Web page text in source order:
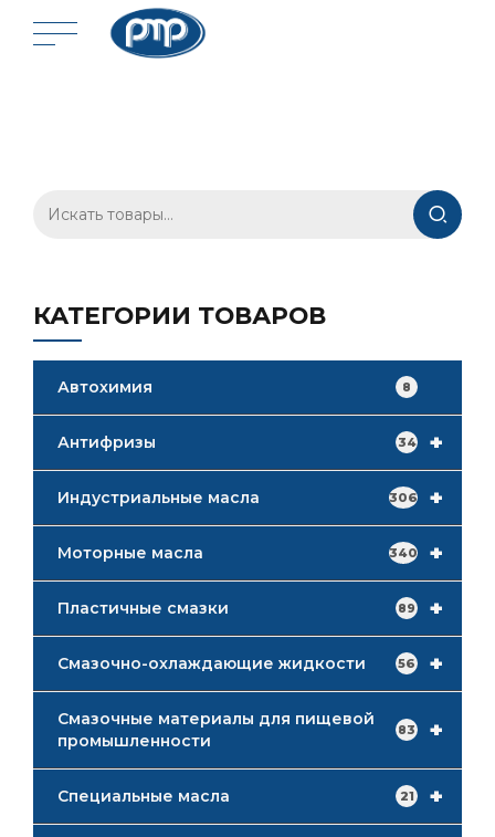
КАТЕГОРИИ ТОВАРОВ
Автохимия 8
+
Антифризы 34
+
Индустриальные масла 306
+
Моторные масла 340
+
Пластичные смазки 89
+
Смазочно-охлаждающие жидкости 56
+
Смазочные материалы для пищевой
промышленности
83
+
Специальные масла 21